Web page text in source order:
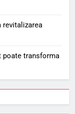
poate transforma